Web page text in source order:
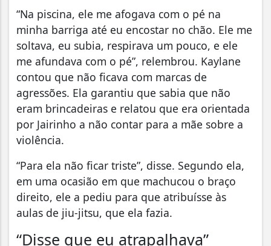
“Na piscina, ele me afogava com o pé na
minha barriga até eu encostar no chão. Ele me
soltava, eu subia, respirava um pouco, e ele
me afundava com o pé”, relembrou. Kaylane
contou que não ficava com marcas de
agressões. Ela garantiu que sabia que não
eram brincadeiras e relatou que era orientada
por Jairinho a não contar para a mãe sobre a
violência.
“Para ela não ficar triste”, disse. Segundo ela,
em uma ocasião em que machucou o braço
direito, ele a pediu para que atribuísse às
aulas de jiu-jitsu, que ela fazia.
“Disse que eu atrapalhava”